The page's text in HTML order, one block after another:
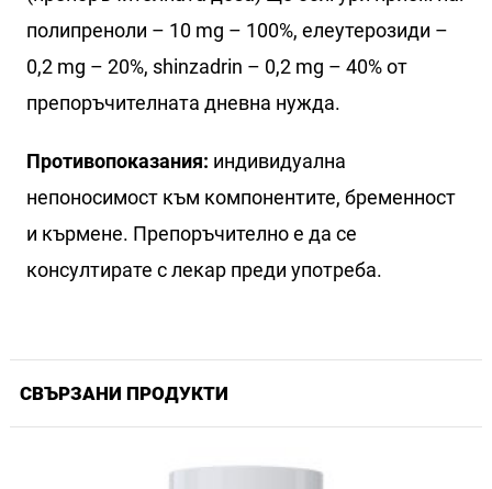
полипреноли – 10 mg – 100%, елеутерозиди –
0,2 mg – 20%, shinzadrin – 0,2 mg – 40% от
препоръчителната дневна нужда.
Противопоказания: индивидуална
непоносимост към компонентите, бременност
и кърмене. Препоръчително е да се
консултирате с лекар преди употреба.
СВЪРЗАНИ ПРОДУКТИ